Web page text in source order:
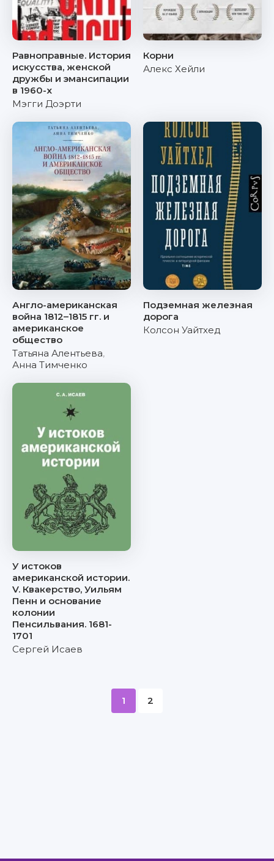
Равноправные. История
искусства, женской
дружбы и эмансипации
в 1960-х
Мэгги Доэрти
Корни
Алекс Хейли
Англо-американская
война 1812–1815 гг. и
американское
общество
Татьяна Алентьева,
Анна Тимченко
Подземная железная
дорога
Колсон Уайтхед
У истоков
американской истории.
V. Квакерство, Уильям
Пенн и основание
колонии
Пенсильвания. 1681-
1701
Сергей Исаев
1 2